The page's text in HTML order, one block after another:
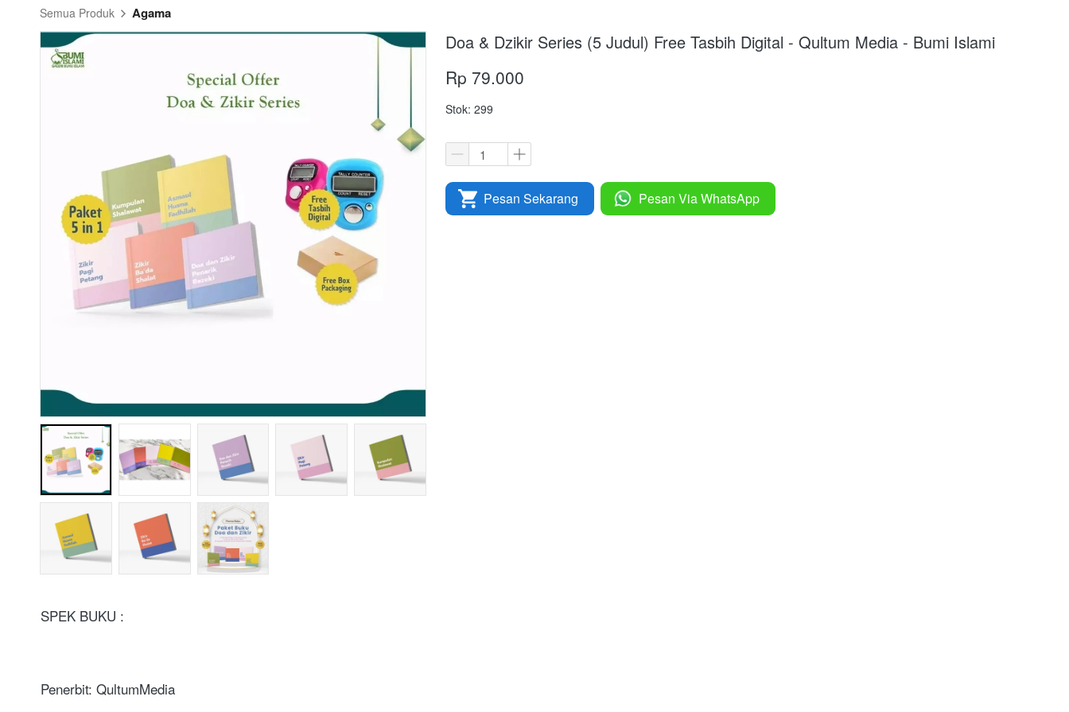
Semua Produk Agama
Doa & Dzikir Series (5 Judul) Free Tasbih Digital - Qultum Media - Bumi Islami
Rp 79.000
Stok: 299
` Pesan Sekarang ` Pesan Via WhatsApp
SPEK BUKU :
Penerbit: QultumMedia